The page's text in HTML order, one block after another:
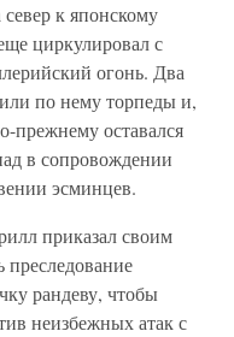
к японскому
циркулировал с
огонь. Два
по нему торпеды и,
прежнему оставался
в сопровождении
эсминцев.
приказал своим
преследование
рандеву, чтобы
неизбежных атак с